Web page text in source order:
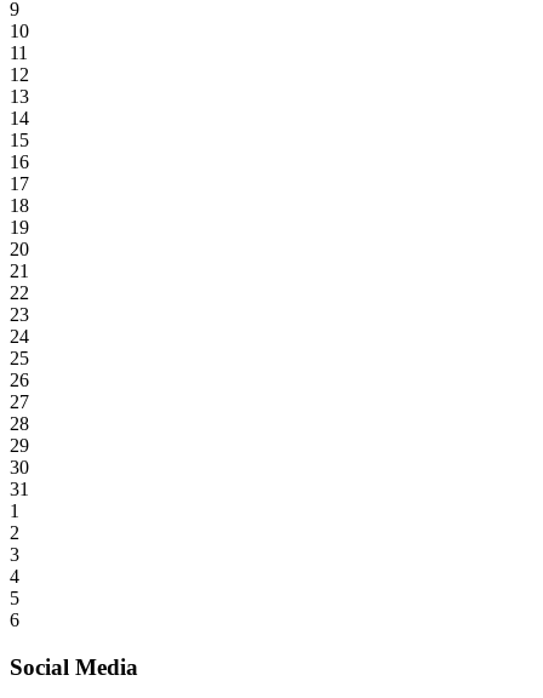
9
10
11
12
13
14
15
16
17
18
19
20
21
22
23
24
25
26
27
28
29
30
31
1
2
3
4
5
6
Social Media